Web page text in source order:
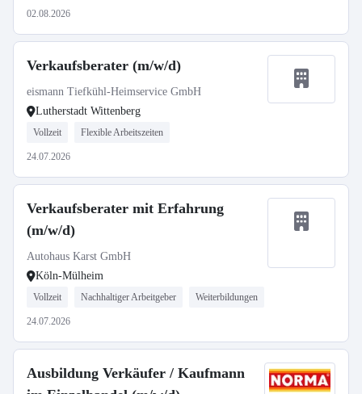
02.08.2026
Verkaufsberater (m/w/d)
eismann Tiefkühl-Heimservice GmbH
Lutherstadt Wittenberg
Vollzeit Flexible Arbeitszeiten
24.07.2026
Verkaufsberater mit Erfahrung
(m/w/d)
Autohaus Karst GmbH
Köln-Mülheim
Vollzeit Nachhaltiger Arbeitgeber Weiterbildungen
24.07.2026
Ausbildung Verkäufer / Kaufmann